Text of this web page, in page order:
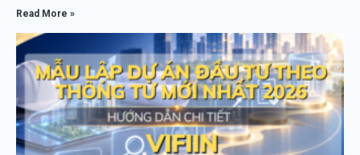
Read More »